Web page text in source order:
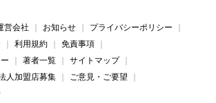
営会社 お知らせ
プライバシーポリシー
利用規約
免責事項
著者一覧
サイトマップ
人加盟店募集
ご意見・ご要望